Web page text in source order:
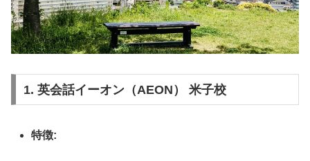
1. 英会話イーオン（AEON） 米子校
特徴: